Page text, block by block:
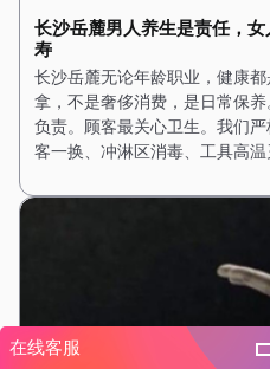
在线客服
长沙岳麓男人养生是责任，
寿
长沙岳麓无论年龄职业，健康
拿，不是奢侈消费，是日常保
负责。顾客最关心卫生。我们
客一换、冲淋区消毒、工具高